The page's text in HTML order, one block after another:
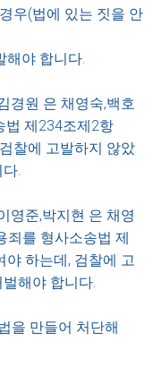
우(법에 있는 짓을 안
해야 합니다.
경원 은 채영숙,백호
법 제234조제2항
찰에 고발하지 않았
.
영준,박지현 은 채영
죄를 형사소송법 제
하는데, 검찰에 고
해야 합니다.
을 만들어 처단해